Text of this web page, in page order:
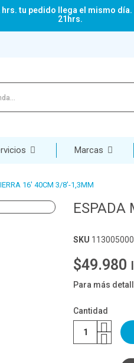
tu pedido llega el mismo
21hrs.
Marcas
16' 40CM 3/8'-1,3MM
ESPADA
SKU
$49.980
Para más
Cantidad